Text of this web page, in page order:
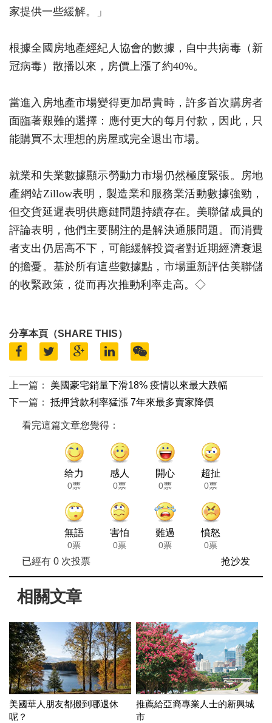
家提供一些緩解。」
根據全國房地產經紀人協會的數據，自中共病毒（新
冠病毒）散播以來，房價上漲了約40%。
當進入房地產市場變得更加昂貴時，許多首次購房者
面臨著艱難的選擇：應付更大的每月付款，因此，只
能購買不太理想的房屋或完全退出市場。
就業和失業數據顯示勞動力市場仍然極度緊張。房地
產網站Zillow表明，製造業和服務業活動數據強勁，
但交貨延遲表明供應鏈問題持續存在。美聯儲成員的
評論表明，他們主要關注的是解決通脹問題。而消費
者支出仍居高不下，可能緩解投資者對近期經濟衰退
的擔憂。基於所有這些數據點，市場重新評估美聯儲
的收緊政策，從而再次推動利率走高。◇
分享本頁（SHARE THIS）
上一篇：
美國豪宅銷量下滑18% 疫情以來最大跌幅
下一篇：
抵押貸款利率猛漲 7年來最多賣家降價
看完這篇文章您覺得：
给力
0票
感人
0票
開心
0票
超扯
0票
無語
0票
害怕
0票
難過
0票
憤怒
0票
已經有 0次投票 抢沙发
相關文章
美國華人朋友都搬到哪退休
呢？
推薦給亞裔專業人士的新興城
市